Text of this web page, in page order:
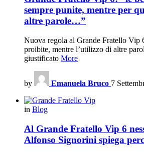
sempre punite, mentre per
altre parole…”
Nuova regola al Grande Fratello Vip
proibite, mentre l’utilizzo di altre
giustificato More
by Emanuela Bruco 7
in Blog
Al Grande Fratello Vip 6
Alfonso Signorini spiega